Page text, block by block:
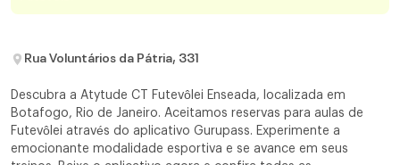
Rua Voluntários da Pátria, 331
Descubra a Atytude CT Futevôlei Enseada, localizada em
Botafogo, Rio de Janeiro. Aceitamos reservas para aulas de
Futevôlei através do aplicativo Gurupass. Experimente a
emocionante modalidade esportiva e se avance em seus